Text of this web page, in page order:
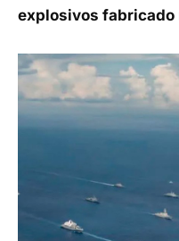
explosivos fabricado